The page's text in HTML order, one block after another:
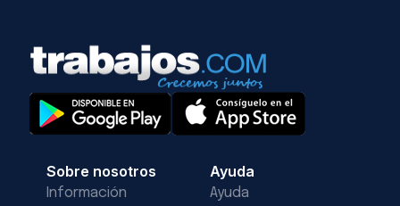
Sobre nosotros
Información
Ayuda
Ayuda